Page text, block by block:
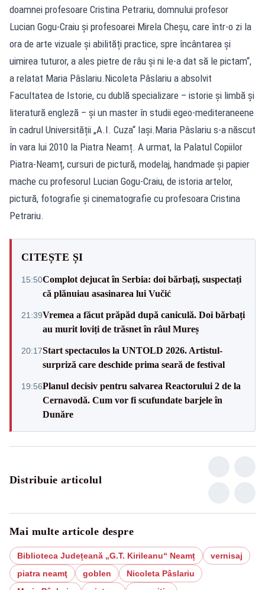
doamnei profesoare Cristina Petrariu, domnului profesor
Lucian Gogu-Craiu și profesoarei Mirela Cheșu, care într-o zi la
ora de arte vizuale și abilități practice, spre încântarea și
uimirea tuturor, a ales pietre de râu și ni le-a dat să le pictam“,
a relatat Maria Pâslariu.Nicoleta Pâslariu a absolvit
Facultatea de Istorie, cu dublă specializare – istorie și limbă și
literatură engleză – și un master în studii egeo-mediteraneene
în cadrul Universității „A.I. Cuza“ Iași.Maria Pâslariu s-a născut
în vara lui 2010 la Piatra Neamț. A urmat, la Palatul Copiilor
Piatra-Neamț, cursuri de pictură, modelaj, handmade și papier
mache cu profesorul Lucian Gogu-Craiu, de istoria artelor,
pictură, fotografie și cinematografie cu profesoara Cristina
Petrariu.
CITEȘTE ȘI
15:50Complot dejucat în Serbia: doi bărbați, suspectați
că plănuiau asasinarea lui Vučić
21:39Vremea a făcut prăpăd după caniculă. Doi bărbați
au murit loviți de trăsnet în râul Mureș
20:17Start spectaculos la UNTOLD 2026. Artistul-
surpriză care deschide prima seară de festival
19:56Planul decisiv pentru salvarea Reactorului 2 de la
Cernavodă. Cum vor fi scufundate barjele în
Dunăre
Distribuie articolul
Mai multe articole despre
Biblioteca Județeană „G.T. Kirileanu“ Neamț
vernisaj
piatra neamţ
goblen
Nicoleta Pâslariu